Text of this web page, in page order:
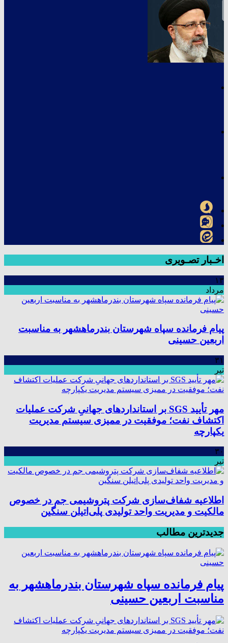
اخـبار تصـویری
۱۳
مرداد
پیام فرمانده سپاه شهرستان بندرماهشهر به مناسبت
اربعین حسینی
۳۱
تیر
مهر تأیید SGS بر استانداردهای جهانیِ شرکت عملیات
اکتشاف نفت؛ موفقیت در ممیزی سیستم مدیریت
یکپارچه
۳۰
تیر
اطلاعیه شفاف‌سازی شرکت پتروشیمی جم در خصوص
مالکیت و مدیریت واحد تولیدی پلی‌اتیلن سنگین
جدیدترین مطالب
پیام فرمانده سپاه شهرستان بندرماهشهر به
مناسبت اربعین حسینی